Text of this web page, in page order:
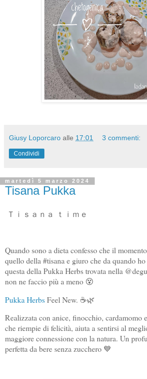
Giusy Loporcaro alle 17:01 3 commenti:
Condividi
martedì 5 marzo 2024
Tisana Pukka
Ｔｉｓａｎａ ｔｉｍｅ
Quando sono a dieta confesso che il
quello della #tisana e giuro che da quando
questa della Pukka Herbs trovata nella
non ne faccio più a meno 😵
Pukka HerbsFeel New. ☕🌿
Realizzata con anice, finocchio, cardamomo
che riempie di felicità, aiuta a sentirsi al
maggiore connessione con la natura. Un
perfetta da bere senza zucchero 💙